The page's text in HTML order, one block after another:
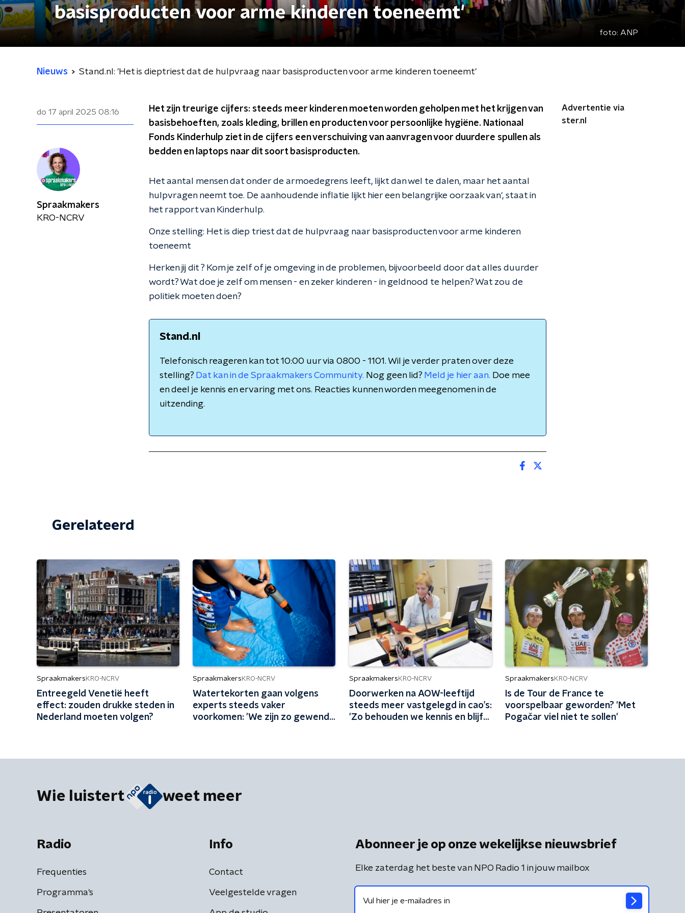
basisproducten voor arme kinderen toeneemt'
foto: ANP
Nieuws Stand.nl: 'Het is dieptriest dat de hulpvraag naar basisproducten voor arme kinderen toeneemt'
do 17 april 2025 08:16
Het zijn treurige cijfers: steeds meer kinderen moeten worden geholpen met het krijgen van
basisbehoeften, zoals kleding, brillen en producten voor persoonlijke hygiëne. Nationaal
Fonds Kinderhulp ziet in de cijfers een verschuiving van aanvragen voor duurdere spullen als
bedden en laptops naar dit soort basisproducten.
Het aantal mensen dat onder de armoedegrens leeft, lijkt dan wel te dalen, maar het aantal
hulpvragen neemt toe. De aanhoudende inflatie lijkt hier een belangrijke oorzaak van', staat in
het rapport van Kinderhulp.
Onze stelling: Het is diep triest dat de hulpvraag naar basisproducten voor arme kinderen
toeneemt
Herken jij dit ? Kom je zelf of je omgeving in de problemen, bijvoorbeeld door dat alles duurder
wordt? Wat doe je zelf om mensen - en zeker kinderen - in geldnood te helpen? Wat zou de
politiek moeten doen?
Stand.nl
Telefonisch reageren kan tot 10:00 uur via 0800 - 1101. Wil je verder praten over deze
stelling? Dat kan in de Spraakmakers Community. Nog geen lid? Meld je hier aan. Doe mee
en deel je kennis en ervaring met ons. Reacties kunnen worden meegenomen in de
uitzending.
Advertentie via
ster.nl
Spraakmakers
KRO-NCRV
Gerelateerd
Spraakmakers KRO-NCRV
Entreegeld Venetië heeft
effect: zouden drukke steden in
Nederland moeten volgen?
Spraakmakers KRO-NCRV
Watertekorten gaan volgens
experts steeds vaker
voorkomen: 'We zijn zo gewend
Spraakmakers KRO-NCRV
Doorwerken na AOW-leeftijd
steeds meer vastgelegd in cao’s:
'Zo behouden we kennis en blijft
Spraakmakers KRO-NCRV
Is de Tour de France te
voorspelbaar geworden? 'Met
Pogačar viel niet te sollen'
Wie luistert weet meer
Radio
Frequenties
Programma's
Info
Contact
Veelgestelde vragen
Abonneer je op onze wekelijkse nieuwsbrief
Elke zaterdag het beste van NPO Radio 1 in jouw mailbox